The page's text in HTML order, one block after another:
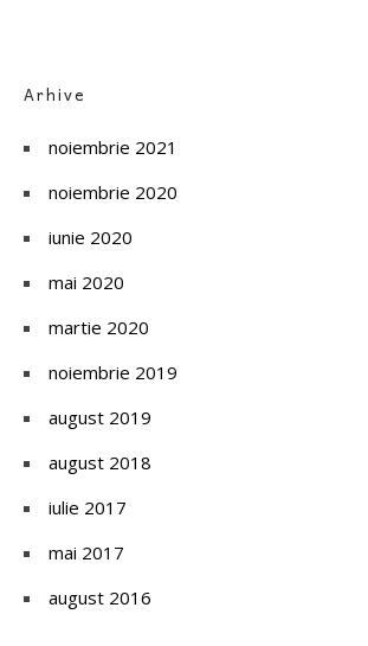
Arhive
noiembrie 2021
noiembrie 2020
iunie 2020
mai 2020
martie 2020
noiembrie 2019
august 2019
august 2018
iulie 2017
mai 2017
august 2016